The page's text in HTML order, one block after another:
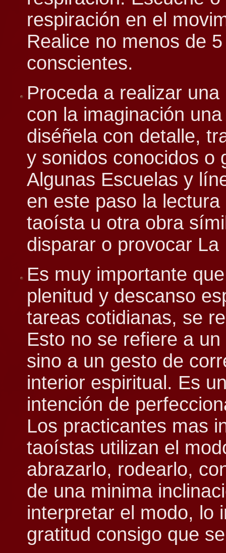
respiración en el
Realice no menos de
conscientes.
Proceda a realizar una
con la imaginación
diséñela con detalle,
y sonidos conocidos o
Algunas Escuelas y
en este paso la
taoísta u otra obra
disparar o provocar
Es muy importante
plenitud y descanso
tareas cotidianas, se
Esto no se refiere a
sino a un gesto de
interior espiritual. Es
intención de
Los practicantes mas
taoístas utilizan el
abrazarlo, rodearlo,
de una minima
interpretar el modo, lo
gratitud consigo que